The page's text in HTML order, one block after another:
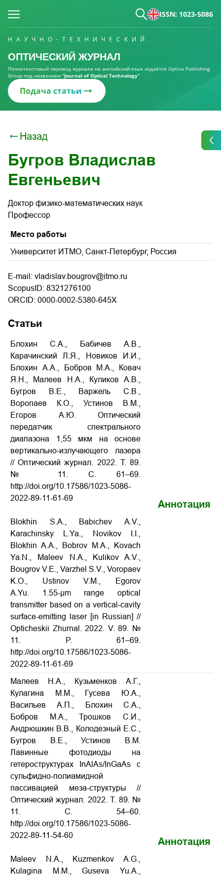
ISSN: 1023-5086
НАУЧНО-ТЕХНИЧЕСКИЙ
ОПТИЧЕСКИЙ ЖУРНАЛ
Полнотекстовый перевод журнала на английский язык издаётся Optica Publishing
Group под названием “Journal of Optical Technology“
Подача статьи
Назад
Бугров Владислав
Евгеньевич
Доктор физико-математических наук
Профессор
Место работы
Университет ИТМО, Санкт-Петербург, Россия
E-mail: vladislav.bougrov@itmo.ru
ScopusID: 8321276100
ORCID: 0000-0002-5380-645X
Статьи
Блохин С.А., Бабичев А.В.,
Карачинский Л.Я., Новиков И.И.,
Блохин А.А., Бобров М.А., Ковач
Я.Н., Малеев Н.А., Куликов А.В.,
Бугров В.Е., Варжель С.В.,
Воропаев К.О., Устинов В.М.,
Егоров А.Ю. Оптический
передатчик спектрального
диапазона 1,55 мкм на основе
вертикально-излучающего лазера
// Оптический журнал. 2022. Т. 89.
№ 11. С. 61–69.
http://doi.org/10.17586/1023-5086-
2022-89-11-61-69
Blokhin S.A., Babichev A.V.,
Karachinsky L.Ya., Novikov I.I.,
Blokhin A.A., Bobrov M.A., Kovach
Ya.N., Maleev N.A., Kulikov A.V.,
Bougrov V.E., Varzhel S.V., Voropaev
K.O., Ustinov V.M., Egorov
A.Yu. 1.55-µm range optical
transmitter based on a vertical-cavity
surface-emitting laser [in Russian] //
Opticheskii Zhurnal. 2022. V. 89. №
11. P. 61–69.
http://doi.org/10.17586/1023-5086-
2022-89-11-61-69
Аннотация
Малеев Н.А., Кузьменков А.Г.,
Кулагина М.М., Гусева Ю.А.,
Васильев А.П., Блохин С.А.,
Бобров М.А., Трошков С.И.,
Андрюшкин В.В., Колодезный Е.С.,
Бугров В.Е., Устинов В.М.
Лавинные фотодиоды на
гетероструктурах InAlAs/InGaAs с
сульфидно-полиамидной
пассивацией меза-структуры //
Оптический журнал. 2022. Т. 89. №
11. С. 54–60.
http://doi.org/10.17586/1023-5086-
2022-89-11-54-60
Maleev N.A., Kuzmenkov A.G.,
Kulagina M.M., Guseva Yu.A.,
Аннотация